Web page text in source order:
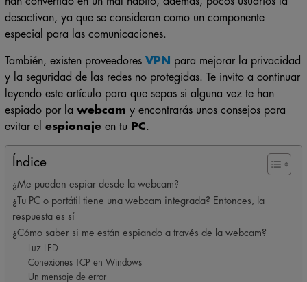
desactivan, ya que se consideran como un componente
especial para las comunicaciones.
También, existen proveedores VPN
para mejorar la privacidad
y la seguridad de las redes no protegidas. Te invito a continuar
leyendo este artículo para que sepas si alguna vez te han
espiado por la webcam y encontrarás unos consejos para
evitar el espionajeen tu PC.
Índice
¿Me pueden espiar desde la webcam?
¿Tu PC o portátil tiene una webcam integrada? Entonces, la
respuesta es sí
¿Cómo saber si me están espiando a través de la webcam?
Luz LED
Conexiones TCP en Windows
Un mensaje de error